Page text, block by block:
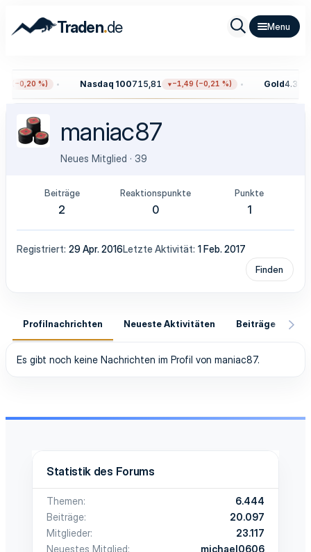
Traden.de
(−0,20 %) Nasdaq 100715,81 −1,49 (−0,21 %) Gold
maniac87
Neues Mitglied · 39
Beiträge
2
Reaktionspunkte
0
Punkte
1
Registriert 29 Apr. 2016Letzte Aktivität 1 Feb. 2017
Finden
Profilnachrichten Neueste Aktivitäten Beiträge
Es gibt noch keine Nachrichten im Profil von maniac87.
Statistik des Forums
Themen
6.444
Beiträge
20.097
Mitglieder
23.117
Neuestes Mitglied
michael0606